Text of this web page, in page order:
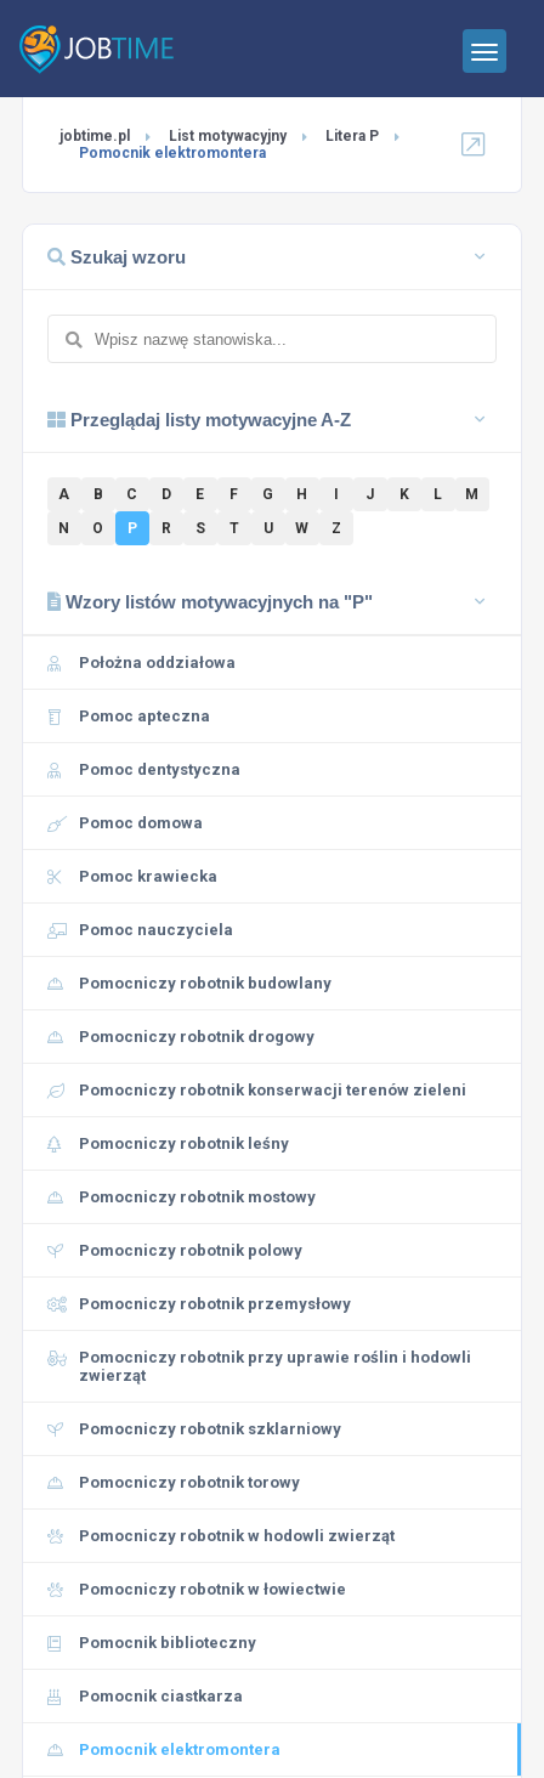
jobtime.pl List motywacyjny
Litera P
Pomocnik elektromontera
Szukaj wzoru
Przeglądaj listy motywacyjne A-Z
A B C D E F G H J K L
M
N
O P R S T U W Z
Wzory listów motywacyjnych na "P"
Położna oddziałowa
Pomoc apteczna
Pomoc dentystyczna
Pomoc domowa
Pomoc krawiecka
Pomoc nauczyciela
Pomocniczy robotnik budowlany
Pomocniczy robotnik drogowy
Pomocniczy robotnik konserwacji terenów zieleni
Pomocniczy robotnik leśny
Pomocniczy robotnik mostowy
Pomocniczy robotnik polowy
Pomocniczy robotnik przemysłowy
Pomocniczy robotnik przy uprawie roślin i hodowli
zwierząt
Pomocniczy robotnik szklarniowy
Pomocniczy robotnik torowy
Pomocniczy robotnik w hodowli zwierząt
Pomocniczy robotnik w łowiectwie
Pomocnik biblioteczny
Pomocnik ciastkarza
Pomocnik elektromontera